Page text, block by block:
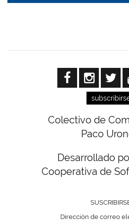
Colectivo de
Paco
Desarrollado
Cooperativa de
Dirección de correo